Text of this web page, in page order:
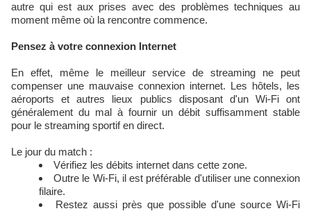
autre qui est aux prises avec des problèmes techniques au
moment même où la rencontre commence.
Pensez à votre connexion Internet
En effet, même le meilleur service de streaming ne peut
compenser une mauvaise connexion internet. Les hôtels, les
aéroports et autres lieux publics disposant d'un Wi-Fi ont
généralement du mal à fournir un débit suffisamment stable
pour le streaming sportif en direct.
Le jour du match :
Vérifiez les débits internet dans cette zone.
Outre le Wi-Fi, il est préférable d'utiliser une connexion
filaire.
Restez aussi près que possible d'une source Wi-Fi